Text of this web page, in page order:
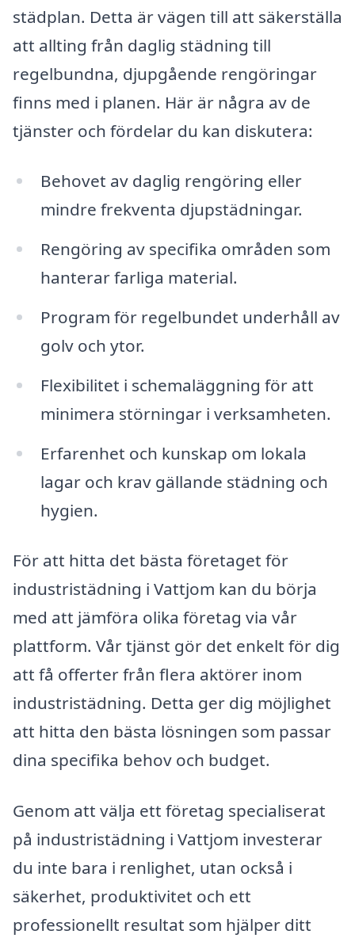
städplan. Detta är vägen till att säkerställa
att allting från daglig städning till
regelbundna, djupgående rengöringar
finns med i planen. Här är några av de
tjänster och fördelar du kan diskutera:
Behovet av daglig rengöring eller
mindre frekventa djupstädningar.
Rengöring av specifika områden som
hanterar farliga material.
Program för regelbundet underhåll av
golv och ytor.
Flexibilitet i schemaläggning för att
minimera störningar i verksamheten.
Erfarenhet och kunskap om lokala
lagar och krav gällande städning och
hygien.
För att hitta det bästa företaget för
industristädning i Vattjom kan du börja
med att jämföra olika företag via vår
plattform. Vår tjänst gör det enkelt för dig
att få offerter från flera aktörer inom
industristädning. Detta ger dig möjlighet
att hitta den bästa lösningen som passar
dina specifika behov och budget.
Genom att välja ett företag specialiserat
på industristädning i Vattjom investerar
du inte bara i renlighet, utan också i
säkerhet, produktivitet och ett
professionellt resultat som hjälper ditt